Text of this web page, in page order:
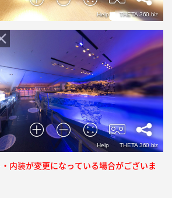
内装が変更になっている場合がございま